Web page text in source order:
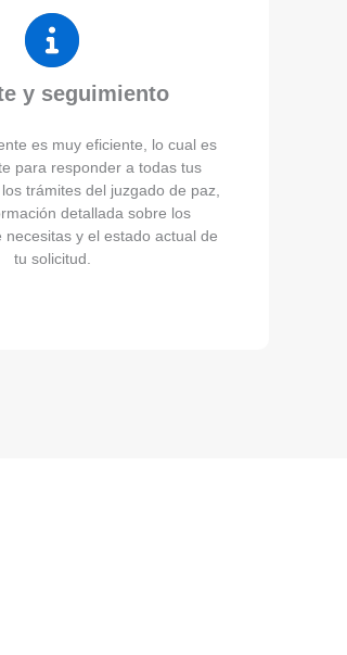
y seguimiento
es muy eficiente, lo cual es
para responder a todas tus
trámites del juzgado de paz,
detallada sobre los
necesitas y el estado actual de
tu solicitud.